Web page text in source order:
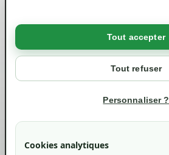
Tout accepter
Tout refuser
Personnaliser ?
Cookies analytiques
Politique de confidentialité RGPD
Votre compte
info@green-tech-shop.com